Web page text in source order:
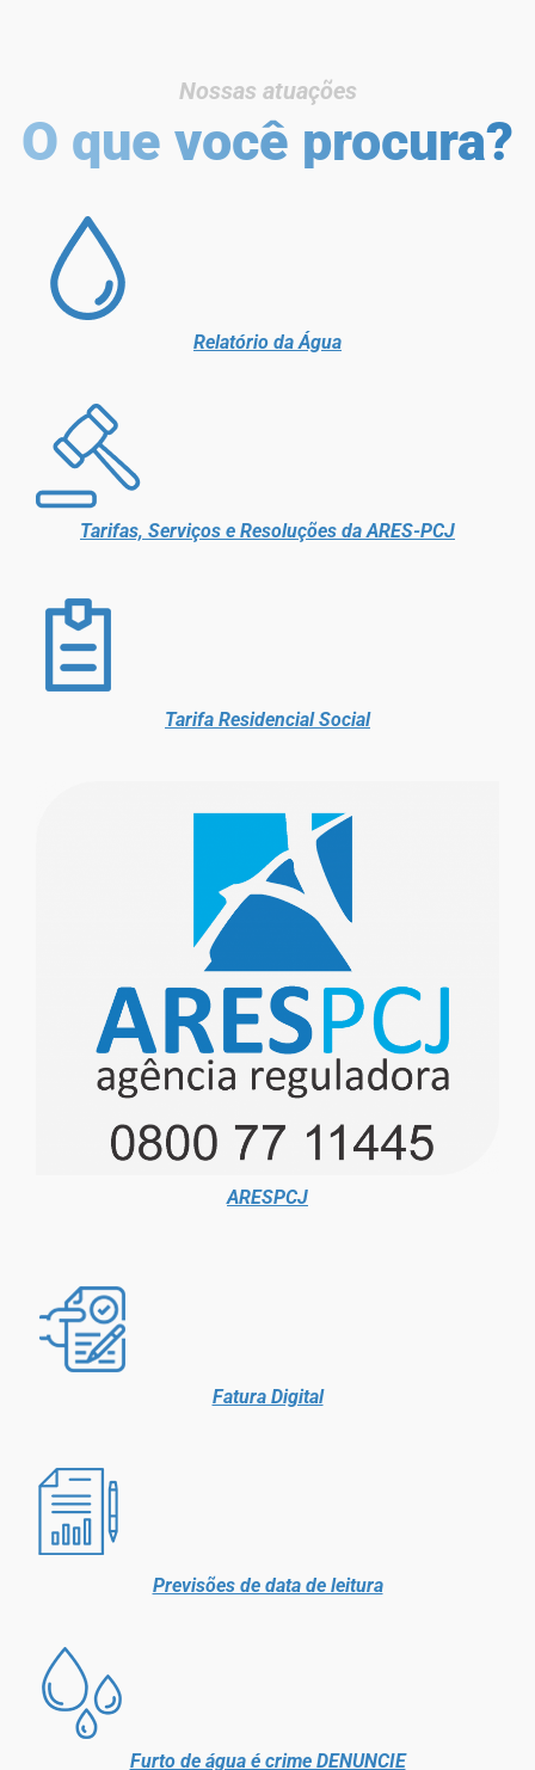
Nossas atuações
O que você procura?
Relatório da Água
Tarifas, Serviços e Resoluções da ARES-PCJ
Tarifa Residencial Social
ARESPCJ
Fatura Digital
Previsões de data de leitura
Furto de água é crime DENUNCIE